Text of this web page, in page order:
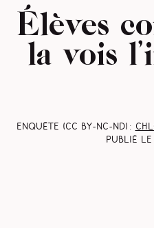
Élèves
la vois
Enquête (CC BY-NC-ND) :
Publié le